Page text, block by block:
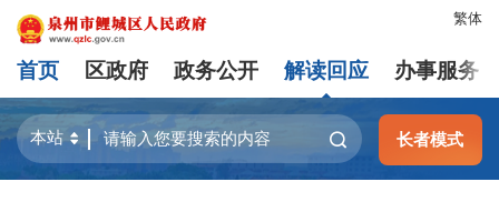
繁体
首页 区政府 政务公开 解读回应 办事服务
长者模式